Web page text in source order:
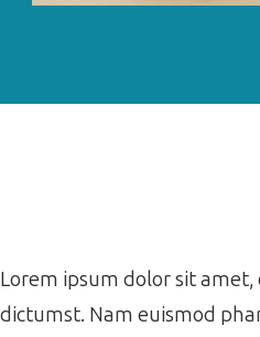
Lorem ipsum dolor sit
dictumst. Nam euismod